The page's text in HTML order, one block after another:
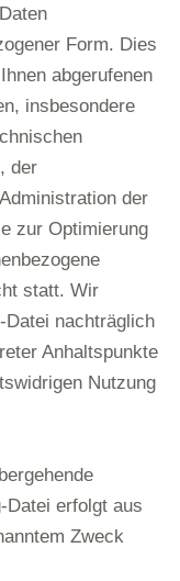
Form. Dies
abgerufenen
insbesondere
der
der
zur Optimierung
statt. Wir
Datei nachträglich
Anhaltspunkte
Nutzung
Datei erfolgt aus
Zweck